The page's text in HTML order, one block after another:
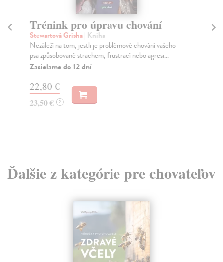
Trénink pro úpravu chování
Stewartová Grisha| Kniha
Nezáleží na tom, jestli je problémové chování vašeho
psa způsobované strachem, frustrací nebo agresi...
Zasielame do 12 dní
22,80 €
23,50 € ?
Ďalšie z kategórie pre chovateľov